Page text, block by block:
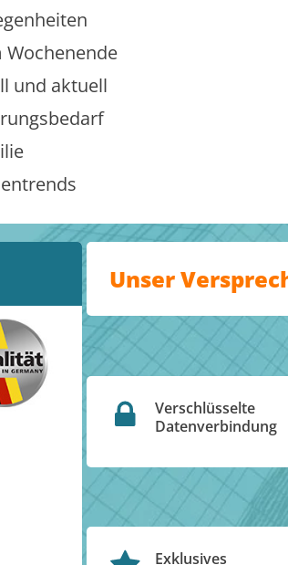
Wochenende
und aktuell
Unser
Verschlüsselte
Datenverbindung
Exklusives